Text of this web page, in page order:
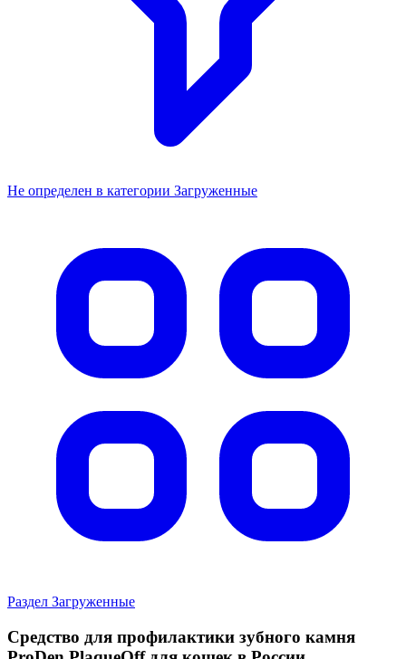
Не определен в категории Загруженные
Раздел Загруженные
Средство для профилактики зубного камня